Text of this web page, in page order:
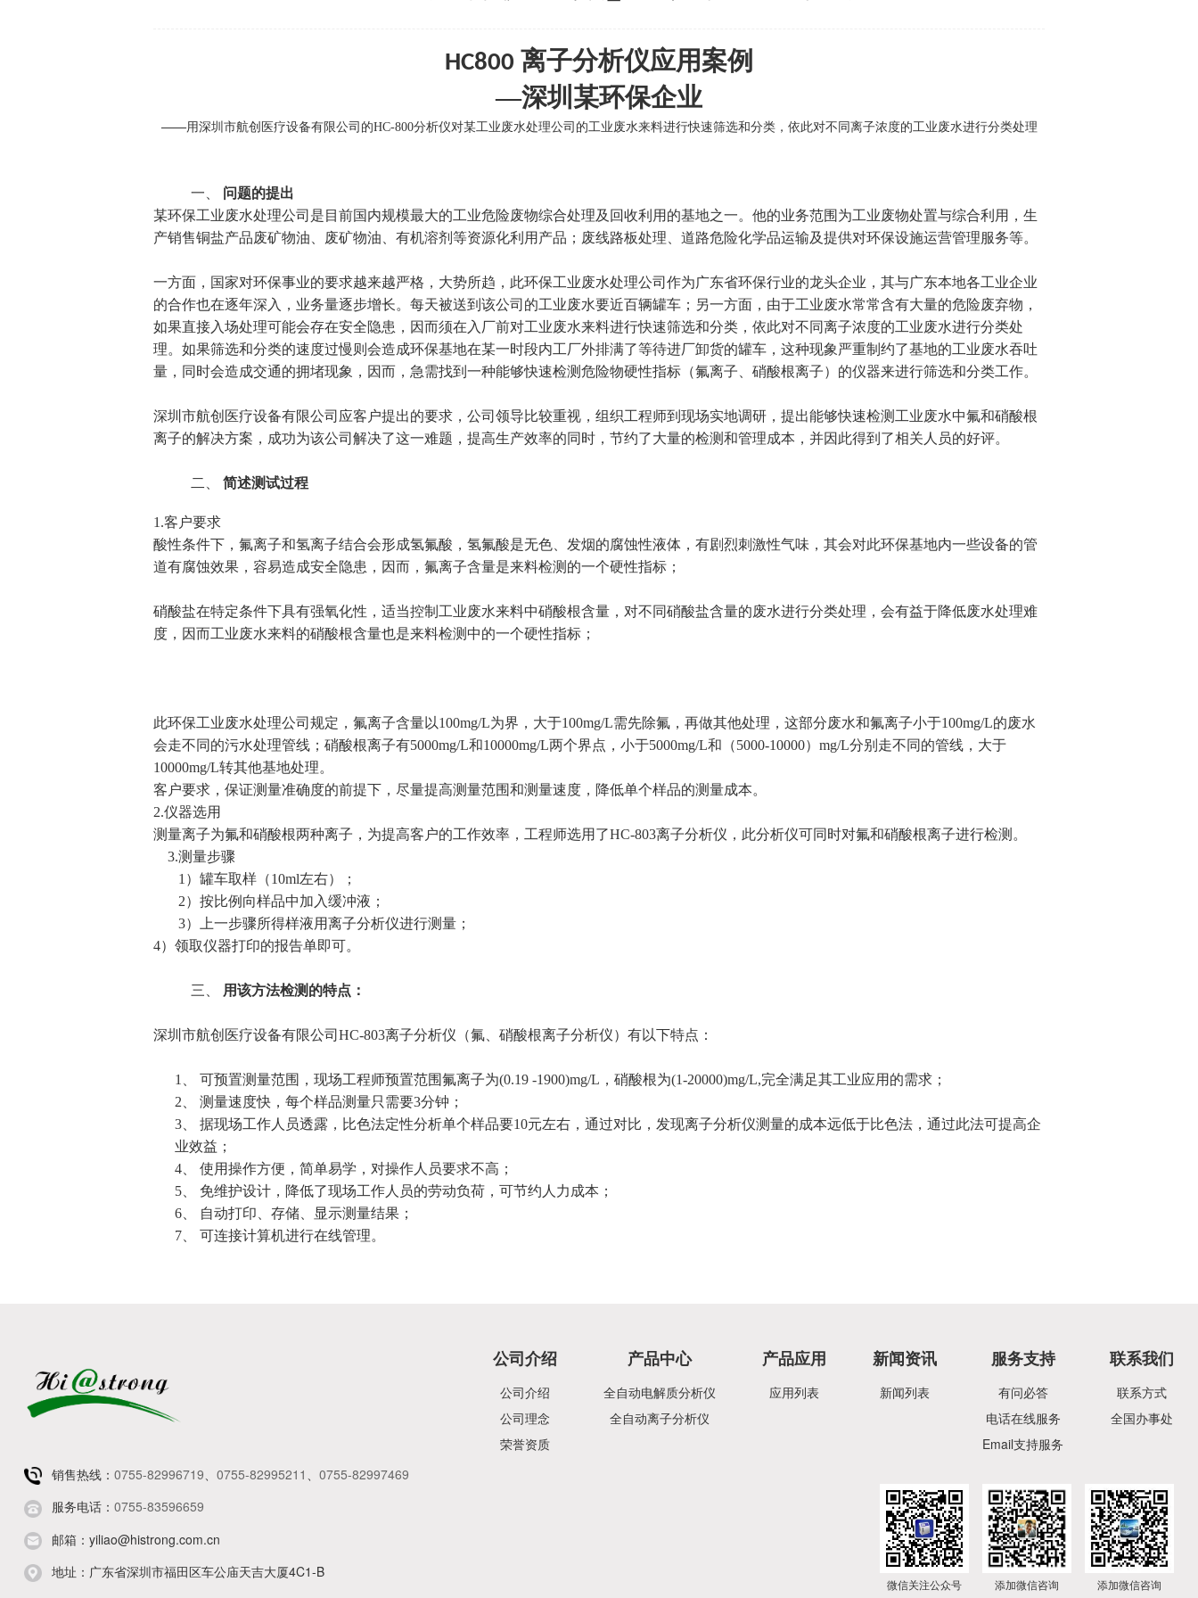
HC800 离子分析仪应用案例
—深圳某环保企业
——用深圳市航创医疗设备有限公司的HC-800分析仪对某工业废水处理公司的工业废水来料进行快速筛选和分类，依此对不同离子浓度的工业废水进行分类处理
一、 问题的提出
某环保工业废水处理公司是目前国内规模最大的工业危险废物综合处理及回收利用的基地之一。他的业务范围为工业废物处置与综合利用，生
产销售铜盐产品废矿物油、废矿物油、有机溶剂等资源化利用产品；废线路板处理、道路危险化学品运输及提供对环保设施运营管理服务等。
一方面，国家对环保事业的要求越来越严格，大势所趋，此环保工业废水处理公司作为广东省环保行业的龙头企业，其与广东本地各工业企业
的合作也在逐年深入，业务量逐步增长。每天被送到该公司的工业废水要近百辆罐车；另一方面，由于工业废水常常含有大量的危险废弃物，
如果直接入场处理可能会存在安全隐患，因而须在入厂前对工业废水来料进行快速筛选和分类，依此对不同离子浓度的工业废水进行分类处
理。如果筛选和分类的速度过慢则会造成环保基地在某一时段内工厂外排满了等待进厂卸货的罐车，这种现象严重制约了基地的工业废水吞吐
量，同时会造成交通的拥堵现象，因而，急需找到一种能够快速检测危险物硬性指标（氟离子、硝酸根离子）的仪器来进行筛选和分类工作。
深圳市航创医疗设备有限公司应客户提出的要求，公司领导比较重视，组织工程师到现场实地调研，提出能够快速检测工业废水中氟和硝酸根
离子的解决方案，成功为该公司解决了这一难题，提高生产效率的同时，节约了大量的检测和管理成本，并因此得到了相关人员的好评。
二、 简述测试过程
1.客户要求
酸性条件下，氟离子和氢离子结合会形成氢氟酸，氢氟酸是无色、发烟的腐蚀性液体，有剧烈刺激性气味，其会对此环保基地内一些设备的管
道有腐蚀效果，容易造成安全隐患，因而，氟离子含量是来料检测的一个硬性指标；
硝酸盐在特定条件下具有强氧化性，适当控制工业废水来料中硝酸根含量，对不同硝酸盐含量的废水进行分类处理，会有益于降低废水处理难
度，因而工业废水来料的硝酸根含量也是来料检测中的一个硬性指标；
此环保工业废水处理公司规定，氟离子含量以100mg/L为界，大于100mg/L需先除氟，再做其他处理，这部分废水和氟离子小于100mg/L的废水
会走不同的污水处理管线；硝酸根离子有5000mg/L和10000mg/L两个界点，小于5000mg/L和（5000-10000） mg/L分别走不同的管线，大于
10000mg/L转其他基地处理。
客户要求，保证测量准确度的前提下，尽量提高测量范围和测量速度，降低单个样品的测量成本。
2.仪器选用
测量离子为氟和硝酸根两种离子，为提高客户的工作效率，工程师选用了HC-803离子分析仪，此分析仪可同时对氟和硝酸根离子进行检测。
3.测量步骤
1 ）罐车取样（10ml左右）；
2）按比例向样品中加入缓冲液；
3）上一步骤所得样液用离子分析仪进行测量；
4）领取仪器打印的报告单即可。
三、 用该方法检测的特点：
深圳市航创医疗设备有限公司 HC-803离子分析仪（氟、硝酸根离子分析仪）有以下特点：
1、 可预置测量范围，现场工程师预置范围氟离子为(0.19 -1900)mg/L ，硝酸根为(1-20000)mg/L,完全满足其工业应用的需求；
2、 测量速度快，每个样品测量只需要3分钟；
3、 据现场工作人员透露，比色法定性分析单个样品要10元左右，通过对比，发现离子分析仪测量的成本远低于比色法，通过此法可提高企
业效益；
4、 使用操作方便，简单易学，对操作人员要求不高；
5、 免维护设计，降低了现场工作人员的劳动负荷，可节约人力成本；
6、
自动打印、存储、显示测量结果；
7、 可连接计算机进行在线管理。
销售热线： 0755-82996719 0755-82995211
0755-82997469
服务电话： 0755-83596659
邮箱： yiliao@histrong.com.cn
地址： 广东省深圳市福田区车公庙天吉大厦4C1-B
公司介绍
公司介绍
公司理念
荣誉资质
产品中心
全自动电解质分析仪
全自动离子分析仪
产品应用
应用列表
新闻资讯
新闻列表
服务支持
有问必答
电话在线服务
Email支持服务
联系我们
联系方式
全国办事处
微信关注公众号 添加微信咨询 添加微信咨询